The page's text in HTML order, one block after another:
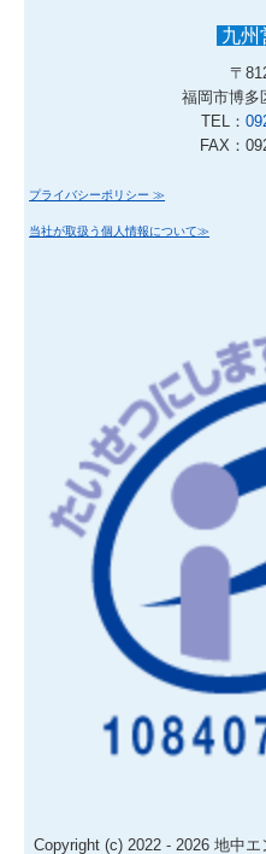
九州
〒
福岡市博多
TEL：
FAX：
プライバシーポリシー ≫
当社が取扱う個人情報について≫
Copyright (c) 2022 - 2026 地中